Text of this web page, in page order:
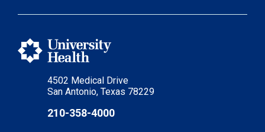
4502 Medical Drive
San Antonio, Texas 78229
210-358-4000